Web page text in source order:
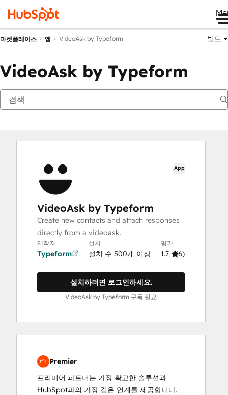
마켓플레이스 앱 VideoAsk by Typeform 빌드
VideoAsk by Typeform
App
VideoAsk by Typeform
Create new contacts and attach responses
directly from a videoask.
제작자
Typeform
설치
설치 수 500개 이상
평가
1.7 (6)
설치하려면 로그인하세요.
VideoAsk by Typeform 구독 필요
Premier
프리미어 파트너는 가장 확고한 솔루션과
HubSpot과의 가장 깊은 연계를 제공합니다.